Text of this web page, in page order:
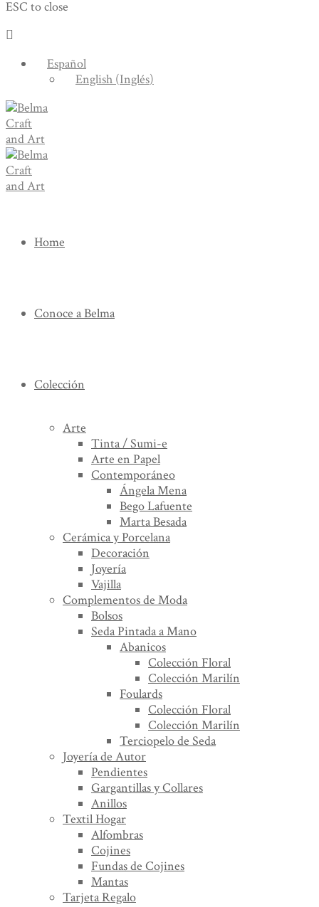
ESC to close
Español
English (Inglés)
Home
Conoce a Belma
Colección
Arte
Tinta / Sumi-e
Arte en Papel
Contemporáneo
Ángela Mena
Bego Lafuente
Marta Besada
Cerámica y Porcelana
Decoración
Joyería
Vajilla
Complementos de Moda
Bolsos
Seda Pintada a Mano
Abanicos
Colección Floral
Colección Marilín
Foulards
Colección Floral
Colección Marilín
Terciopelo de Seda
Joyería de Autor
Pendientes
Gargantillas y Collares
Anillos
Textil Hogar
Alfombras
Cojines
Fundas de Cojines
Mantas
Tarjeta Regalo